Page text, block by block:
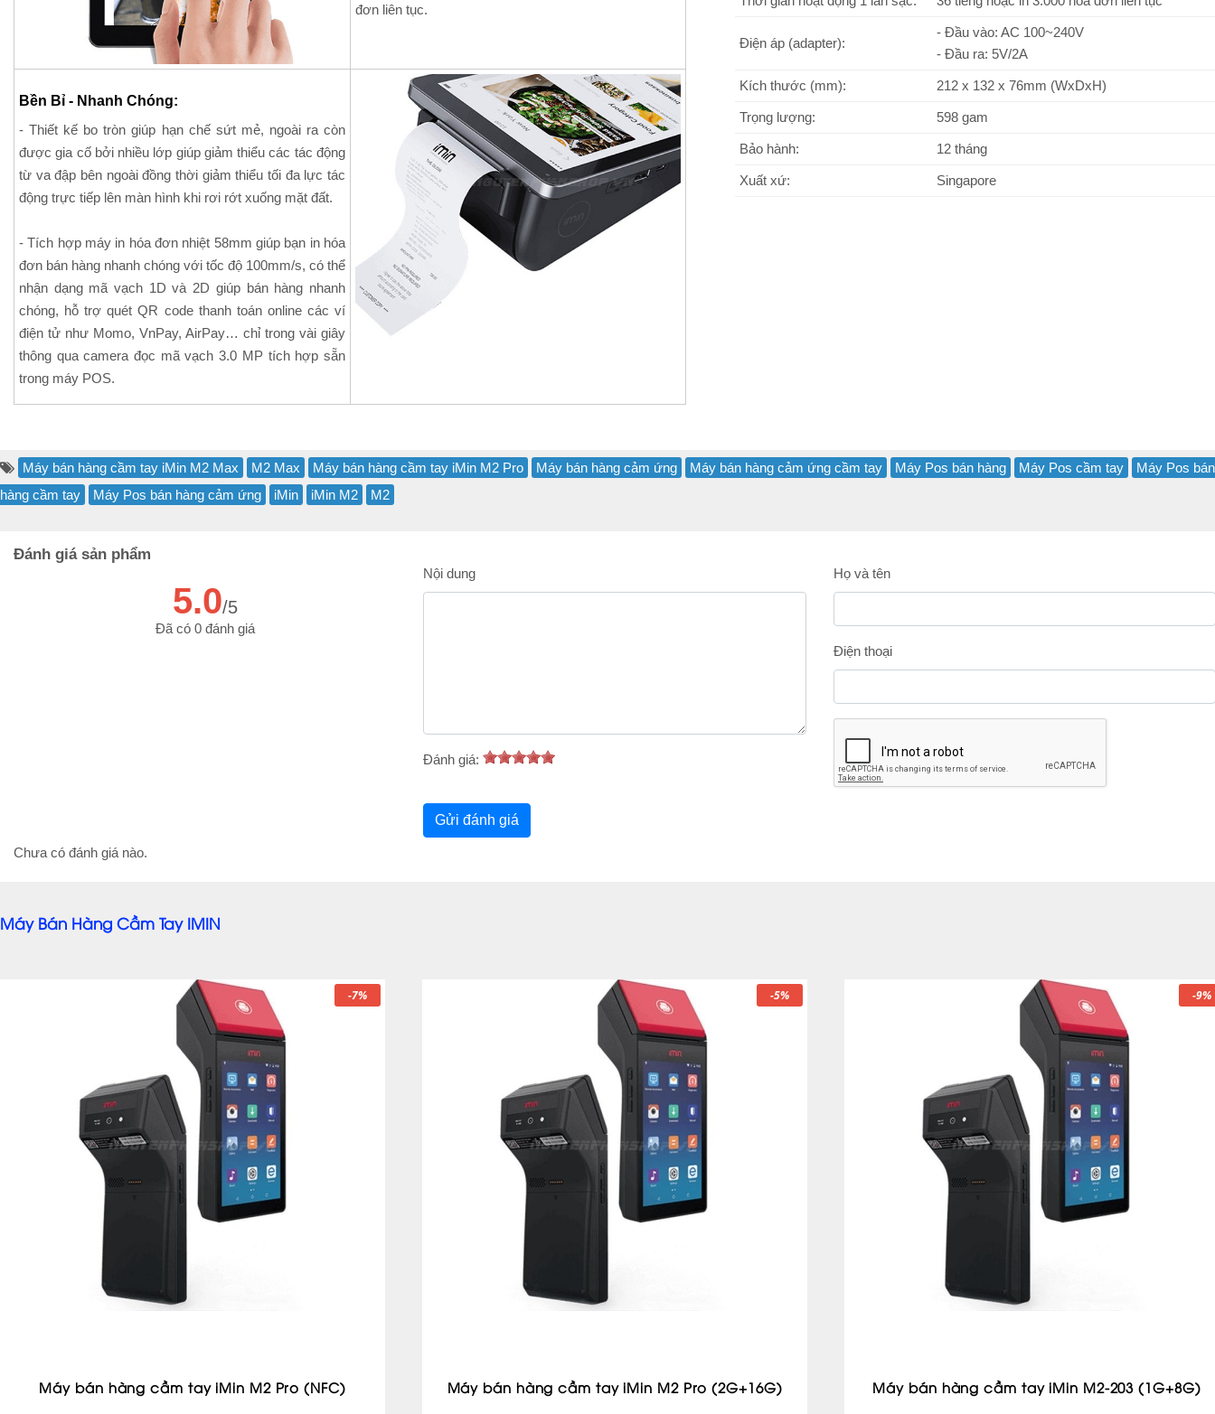
đơn liên tục.
Bền Bỉ - Nhanh Chóng:
- Thiết kế bo tròn giúp hạn chế sứt mẻ, ngoài ra còn
được gia cố bởi nhiều lớp giúp giảm thiểu các tác động
từ va đập bên ngoài đồng thời giảm thiểu tối đa lực tác
động trực tiếp lên màn hình khi rơi rớt xuống mặt đất.
- Tích hợp máy in hóa đơn nhiệt 58mm giúp bạn in hóa
đơn bán hàng nhanh chóng với tốc độ 100mm/s, có thể
nhận dạng mã vạch 1D và 2D giúp bán hàng nhanh
chóng, hỗ trợ quét QR code thanh toán online các ví
điện tử như Momo, VnPay, AirPay… chỉ trong vài giây
thông qua camera đọc mã vạch 3.0 MP tích hợp sẵn
trong máy POS.
Điện áp (adapter):
- Đầu vào: AC 100~240V
- Đầu ra: 5V/2A
Kích thước (mm): 212 x 132 x 76mm (WxDxH)
Trọng lượng: 598 gam
Bảo hành: 12 tháng
Xuất xứ: Singapore
Máy bán hàng cầm tay iMin M2 Max M2 Max Máy bán hàng cầm tay iMin M2 Pro Máy bán hàng cảm ứng Máy bán hàng cảm ứng cầm tay Máy Pos bán hàng Máy Pos cầm tay
Máy Pos bán
hàng cầm tay
Máy Pos bán hàng cảm ứng iMin iMin M2 M2
Đánh giá sản phẩm
5.0/5
Đã có 0 đánh giá
Nội dung
Đánh giá:
Họ và tên
Điện thoại
Chưa có đánh giá nào.
Máy Bán Hàng Cầm Tay IMIN
Máy bán hàng cầm tay iMin M2 Pro (NFC)
-7%
Máy bán hàng cầm tay iMin M2 Pro (2G+16G)
-5%
Máy bán hàng cầm tay iMin M2-203 (1G+8G)
-9%